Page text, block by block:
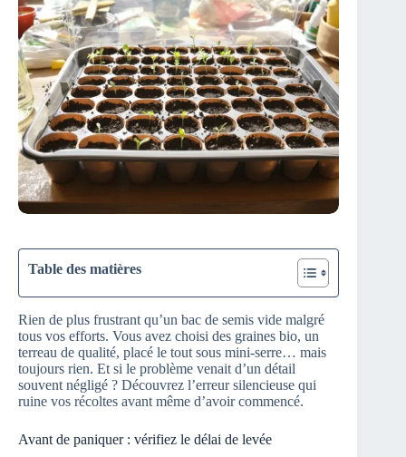
Table des matières
Rien de plus frustrant qu’un bac de semis vide malgré
tous vos efforts. Vous avez choisi des graines bio, un
terreau de qualité, placé le tout sous mini-serre… mais
toujours rien. Et si le problème venait d’un détail
souvent négligé ? Découvrez l’erreur silencieuse qui
ruine vos récoltes avant même d’avoir commencé.
Avant de paniquer : vérifiez le délai de levée